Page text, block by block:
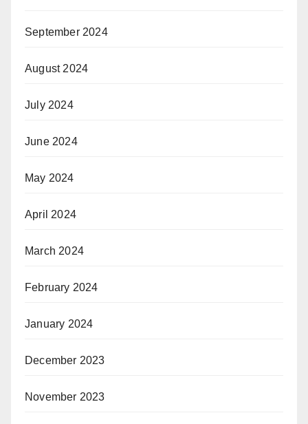
September 2024
August 2024
July 2024
June 2024
May 2024
April 2024
March 2024
February 2024
January 2024
December 2023
November 2023